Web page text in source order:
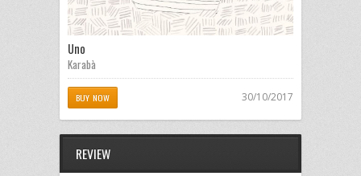
Uno
Karabà
BUY NOW 30/10/2017
REVIEW